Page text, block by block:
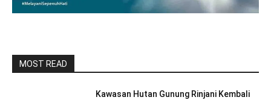
MOST READ
Kawasan Hutan Gunung Rinjani Kembali